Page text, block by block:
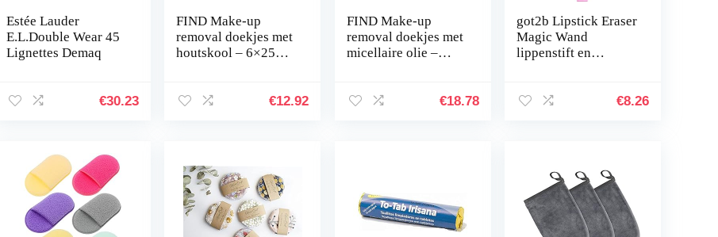
Estée Lauder
E.L.Double Wear 45
Lignettes Demaq
€30.23
FIND Make-up
removal doekjes met
houtskool – 6×25
€12.92
FIND Make-up
removal doekjes met
micellaire olie –
€18.78
got2b Lipstick Eraser
Magic Wand
lippenstift en
verwijderen, ook
€8.26